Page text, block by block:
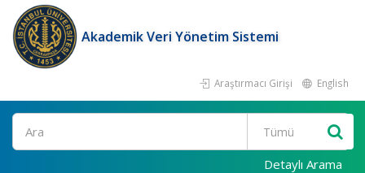
Akademik Veri Yönetim Sistemi
Araştırmacı Girişi English
Ara
Detaylı Arama